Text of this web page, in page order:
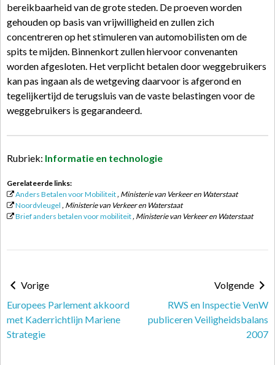
bereikbaarheid van de grote steden. De proeven worden
gehouden op basis van vrijwilligheid en zullen zich
concentreren op het stimuleren van automobilisten om de
spits te mijden. Binnenkort zullen hiervoor convenanten
worden afgesloten. Het verplicht betalen door weggebruikers
kan pas ingaan als de wetgeving daarvoor is afgerond en
tegelijkertijd de terugsluis van de vaste belastingen voor de
weggebruikers is gegarandeerd.
Rubriek: Informatie en technologie
Gerelateerde links:
Anders Betalen voor Mobiliteit, Ministerie van Verkeer en Waterstaat
Noordvleugel , Ministerie van Verkeer en Waterstaat
Brief anders betalen voor mobiliteit, Ministerie van Verkeer en Waterstaat
Vorige
Europees Parlement akkoord
met Kaderrichtlijn Mariene
Strategie
Volgende
RWS en Inspectie VenW
publiceren Veiligheidsbalans
2007